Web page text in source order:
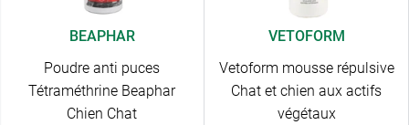
BEAPHAR
Poudre anti puces
Tétraméthrine Beaphar
Chien Chat
VETOFORM
Vetoform mousse répulsive
Chat et chien aux actifs
végétaux